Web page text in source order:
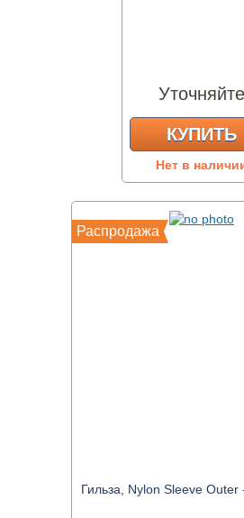
Уточняйте
КУПИТЬ
Нет в
Распродажа
Гильза, Nylon Sleeve Outer